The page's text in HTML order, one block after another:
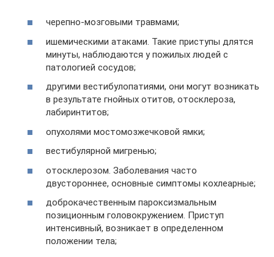
черепно-мозговыми травмами;
ишемическими атаками. Такие приступы длятся
минуты, наблюдаются у пожилых людей с
патологией сосудов;
другими вестибулопатиями, они могут возникать
в результате гнойных отитов, отосклероза,
лабиринтитов;
опухолями мостомозжечковой ямки;
вестибулярной мигренью;
отосклерозом. Заболевания часто
двустороннее, основные симптомы кохлеарные;
доброкачественным пароксизмальным
позиционным головокружением. Приступ
интенсивный, возникает в определенном
положении тела;